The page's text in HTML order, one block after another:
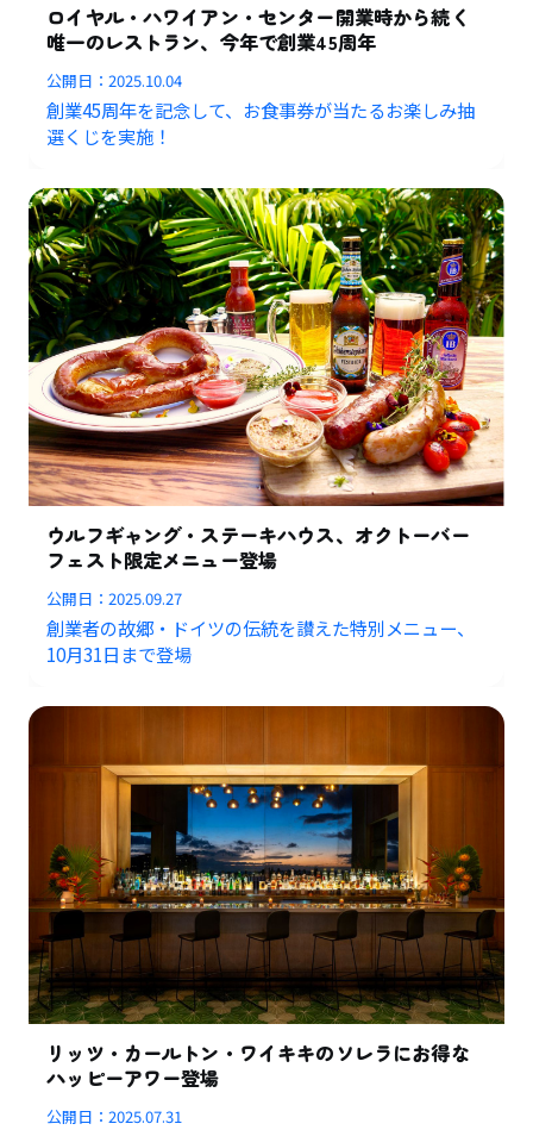
ロイヤル・ハワイアン・センター開業時から続く
唯一のレストラン、今年で創業45周年
公開日：2025.10.04
創業45周年を記念して、お食事券が当たるお楽しみ抽
選くじを実施！
ウルフギャング・ステーキハウス、オクトーバー
フェスト限定メニュー登場
公開日：2025.09.27
創業者の故郷・ドイツの伝統を讃えた特別メニュー、
10月31日まで登場
リッツ・カールトン・ワイキキのソレラにお得な
ハッピーアワー登場
公開日：2025.07.31